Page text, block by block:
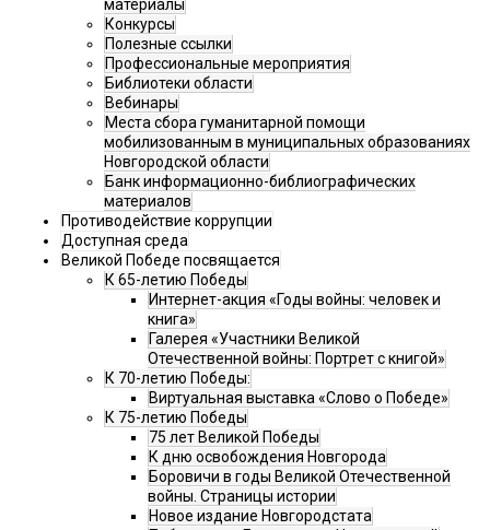
материалы
Конкурсы
Полезные ссылки
Профессиональные мероприятия
Библиотеки области
Вебинары
Места сбора гуманитарной помощи
мобилизованным в муниципальных образованиях
Новгородской области
Банк информационно-библиографических
материалов
Противодействие коррупции
Доступная среда
Великой Победе посвящается
К 65-летию Победы
Интернет-акция «Годы войны: человек и
книга»
Галерея «Участники Великой
Отечественной войны: Портрет с книгой»
К 70-летию Победы:
Виртуальная выставка «Слово о Победе»
К 75-летию Победы
75 лет Великой Победы
К дню освобождения Новгорода
Боровичи в годы Великой Отечественной
войны. Страницы истории
Новое издание Новгородстата